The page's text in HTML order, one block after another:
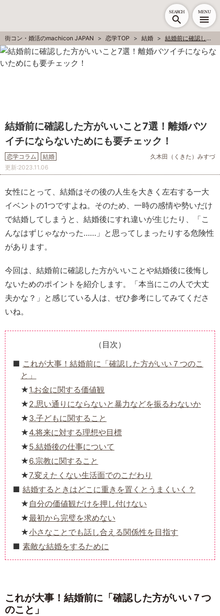
SEARCH MENU
街コン・婚活のmachicon JAPAN 恋学TOP 結婚 結婚前に確認した方がいいこと7選！離婚バツイチにならないためにも要チェック！
結婚前に確認した方がいいこと7選！離婚バツ
イチにならないためにも要チェック！
恋学コラム 結婚
久木田（くきた）みすづ
更新:2023.11.06
女性にとって、結婚はその後の人生を大きく左右する一大
イベントの1つですよね。そのため、一時の感情や勢いだけ
で結婚してしまうと、結婚後にすれ違いが生じたり、「こ
んなはずじゃなかった……」と思ってしまったりする危険性
があります。
今回は、結婚前に確認した方がいいことや結婚後に後悔し
ないためのポイントを紹介します。「本当にこの人で大丈
夫かな？」と感じている人は、ぜひ参考にしてみてくださ
いね。
（目次）
これが大事！結婚前に「確認した方がいい７つのこ
と」
1.お金に関する価値観
2.思い通りにならないと暴力などを振るわないか
3.子どもに関すること
4.将来に対する理想や目標
5.結婚後の仕事について
6.宗教に関すること
7.変えたくない生活面でのこだわり
結婚するときはどこに重きを置くとうまくいく？
自分の価値観だけを押し付けない
最初から完璧を求めない
小さなことでも話し合える関係性を目指す
素敵な結婚をするために
これが大事！結婚前に「確認した方がいい７つ
のこと」